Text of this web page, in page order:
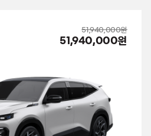
51,940,000원
51,940,000원